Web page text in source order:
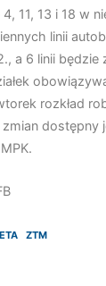
11, 13 i 18 w
linii
a 6 linii będzie
rozkład
dostępny
ZTM